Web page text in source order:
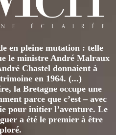
en pleine mutation : telle
le ministre André Malraux
Chastel donnaient à
en 1964. (...)
la Bretagne occupe une
parce que c’est – avec
pour initier l’aventure. Le
a été le premier à être